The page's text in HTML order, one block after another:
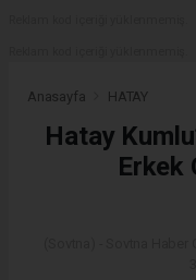
Anasayfa HATAY
Hatay
Erkek